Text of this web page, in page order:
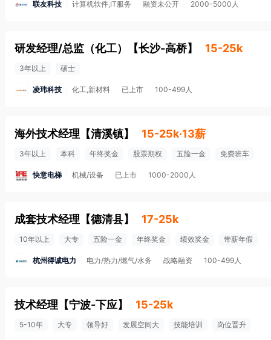
联友科技 计算机软件,IT服务 融资未公开 2000-5000人
研发经理/总监（化工） 【长沙-高桥】 15-25k
3年以上 硕士
凌玮科技 化工,新材料 已上市 100-499人
海外技术经理 【清溪镇】 15-25k·13薪
3年以上 本科 年终奖金 股票期权 五险一金 免费班车
快意电梯 机械/设备 已上市 1000-2000人
成套技术经理 【德清县】 17-25k
10年以上 大专 五险一金 年终奖金 绩效奖金 带薪年假
杭州得诚电力 电力/热力/燃气/水务 战略融资 100-499人
技术经理 【宁波-下应】 15-25k
5-10年 大专 领导好 发展空间大 技能培训 岗位晋升